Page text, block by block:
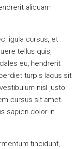
aliquam
ligula cursus, et
tellus quis,
eu, hendrerit
turpis lacus sit
nisl justo
cursus sit amet.
sapien dolor in
tincidunt,